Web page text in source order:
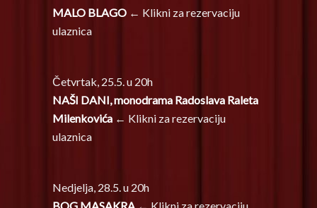
MALO BLAGO ← Klikni za rezervaciju
ulaznica
Četvrtak, 25.5. u 20h
NAŠI DANI, monodrama Radoslava Raleta
Milenkovića ← Klikni za rezervaciju
ulaznica
Nedjelja, 28.5. u 20h